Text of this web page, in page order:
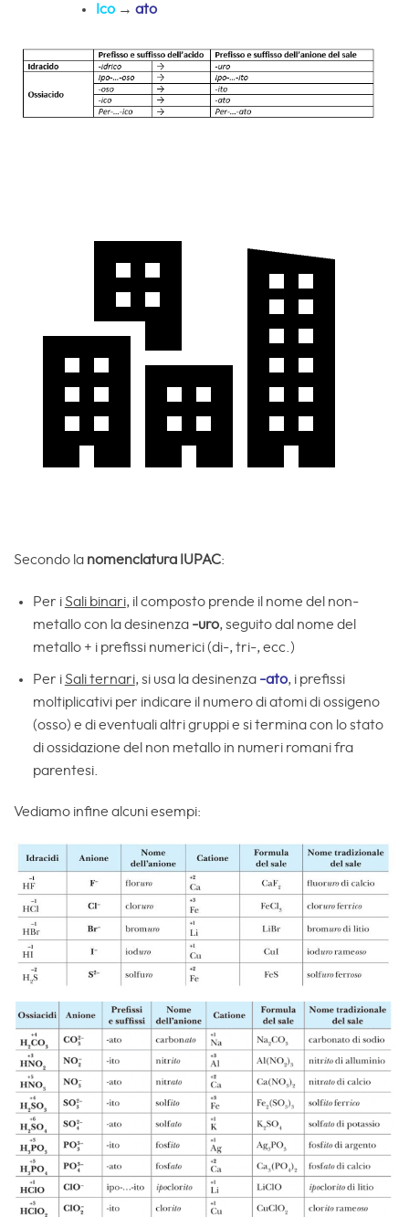
Ico→ ato
Secondo la nomenclatura IUPAC:
Per iSali binari, il composto prende il nome del non-
metallo con la desinenza -uro, seguito dal nome del
metallo + i prefissi numerici (di-, tri-, ecc.)
Per iSali ternari, si usa la desinenza -ato, i prefissi
moltiplicativi per indicare il numero di atomi di ossigeno
(osso) e di eventuali altri gruppi e si termina con lo stato
di ossidazione del non metallo in numeri romani fra
parentesi.
Vediamo infine alcuni esempi: